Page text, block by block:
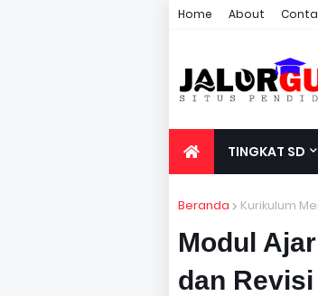
Home About
TINGKAT SD
Beranda Kurikulum
Modul
dan